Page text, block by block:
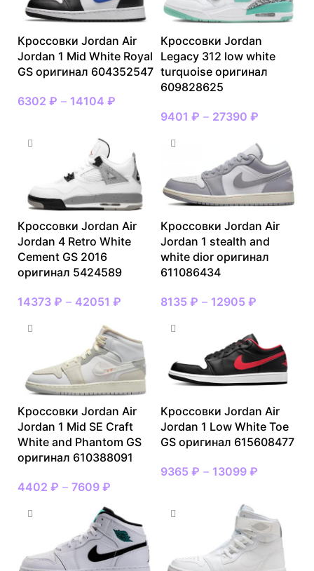
Кроссовки Jordan Air
Jordan 1 Mid White Royal
GS оригинал 604352547
6302 ₽ – 14104 ₽
Кроссовки Jordan
Legacy 312 low white
turquoise оригинал
609828625
9401 ₽ – 27390 ₽
Кроссовки Jordan Air
Jordan 4 Retro White
Cement GS 2016
оригинал 5424589
14373 ₽ – 42051 ₽
Кроссовки Jordan Air
Jordan 1 stealth and
white dior оригинал
611086434
8135 ₽ – 12905 ₽
Кроссовки Jordan Air
Jordan 1 Mid SE Craft
White and Phantom GS
оригинал 610388091
4402 ₽ – 7609 ₽
Кроссовки Jordan Air
Jordan 1 Low White Toe
GS оригинал 615608477
9365 ₽ – 13099 ₽